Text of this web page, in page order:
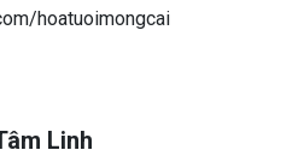
hoatuoimongcai
Linh